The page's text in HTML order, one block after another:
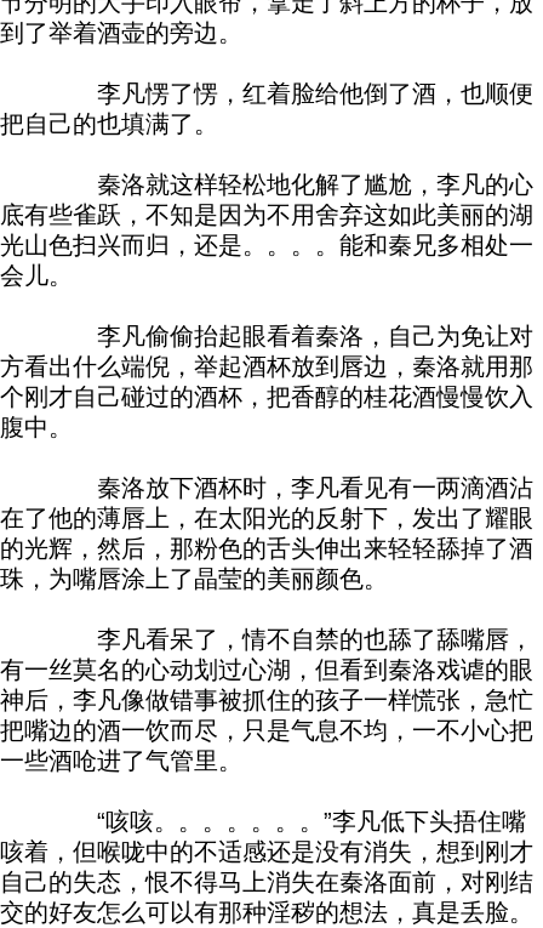
到了举着酒壶的旁边。
李凡愣了愣，红着脸给他倒了酒，也顺便
把自己的也填满了。
秦洛就这样轻松地化解了尴尬，李凡的心
底有些雀跃，不知是因为不用舍弃这如此美丽的湖
光山色扫兴而归，还是。。。。能和秦兄多相处一
会儿。
李凡偷偷抬起眼看着秦洛，自己为免让对
方看出什么端倪，举起酒杯放到唇边，秦洛就用那
个刚才自己碰过的酒杯，把香醇的桂花酒慢慢饮入
腹中。
秦洛放下酒杯时，李凡看见有一两滴酒沾
在了他的薄唇上，在太阳光的反射下，发出了耀眼
的光辉，然后，那粉色的舌头伸出来轻轻舔掉了酒
珠，为嘴唇涂上了晶莹的美丽颜色。
李凡看呆了，情不自禁的也舔了舔嘴唇，
有一丝莫名的心动划过心湖，但看到秦洛戏谑的眼
神后，李凡像做错事被抓住的孩子一样慌张，急忙
把嘴边的酒一饮而尽，只是气息不均，一不小心把
一些酒呛进了气管里。
“咳咳。。。。。。。”李凡低下头捂住嘴
咳着，但喉咙中的不适感还是没有消失，想到刚才
自己的失态，恨不得马上消失在秦洛面前，对刚结
交的好友怎么可以有那种淫秽的想法，真是丢脸。